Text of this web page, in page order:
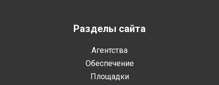
Разделы сайта
Агентства
Обеспечение
Площадки